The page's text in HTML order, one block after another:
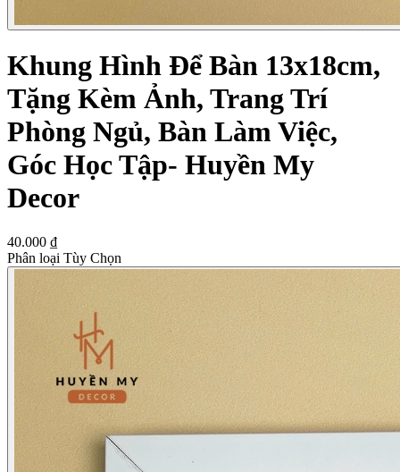
Khung Hình Để Bàn 13x18cm,
Tặng Kèm Ảnh, Trang Trí
Phòng Ngủ, Bàn Làm Việc,
Góc Học Tập- Huyền My
Decor
40.000 ₫
Phân loại Tùy Chọn